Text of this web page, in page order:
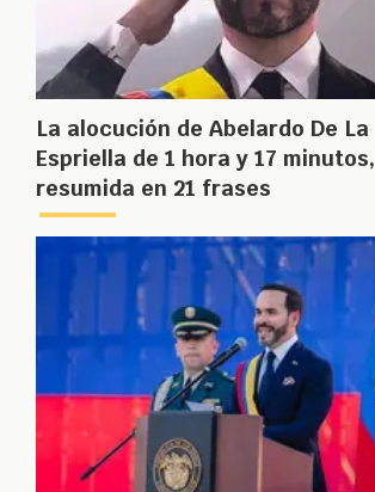
La alocución de Abelardo De La
Espriella de 1 hora y 17 minutos,
resumida en 21 frases